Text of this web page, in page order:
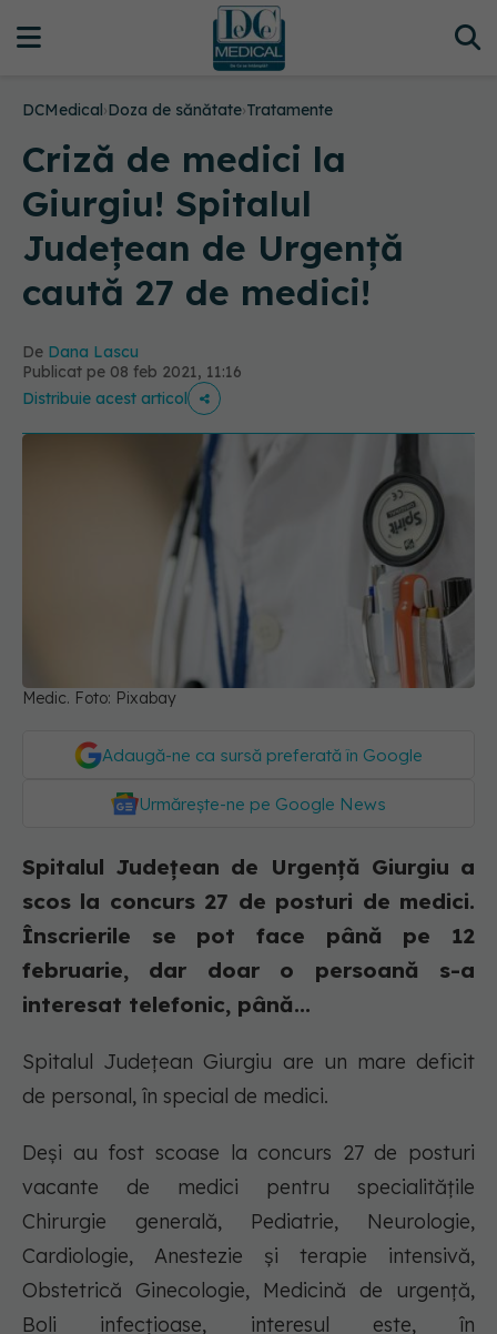
DCMedical›Doza de sănătate›Tratamente
Criză de medici la
Giurgiu! Spitalul
Județean de Urgență
caută 27 de medici!
De Dana Lascu
Publicat pe 08 feb 2021, 11:16
Distribuie acest articol
Medic. Foto: Pixabay
Adaugă-ne ca sursă preferată în Google
Urmărește-ne pe Google News
Spitalul Județean de Urgență Giurgiu a
scos la concurs 27 de posturi de medici.
Înscrierile se pot face până pe 12
februarie, dar doar o persoană s-a
interesat telefonic, până...
Spitalul Județean Giurgiu are un mare deficit
de personal, în special de medici.
Deși au fost scoase la concurs 27 de posturi
vacante de medici pentru specialitățile
Chirurgie generală, Pediatrie, Neurologie,
Cardiologie, Anestezie și terapie intensivă,
Obstetrică Ginecologie, Medicină de urgență,
Boli infecțioase, interesul este, în